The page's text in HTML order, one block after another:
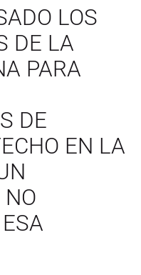
LOS
DE LA
PARA
DE
EN LA